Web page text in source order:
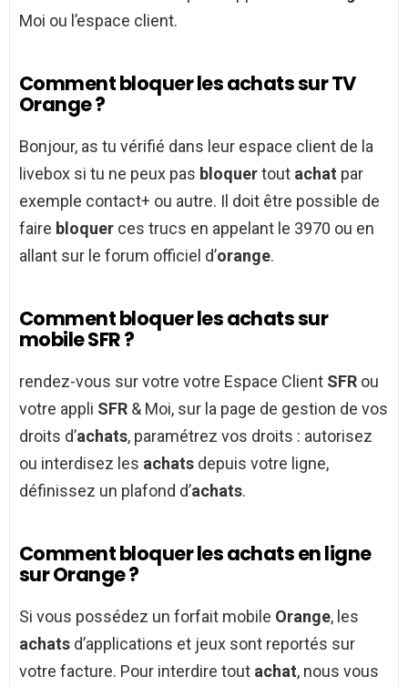
Moi ou l’espace client.
Comment bloquer les achats sur TV
Orange ?
Bonjour, as tu vérifié dans leur espace client de la
livebox si tu ne peux pas bloquertout achat par
exemple contact+ ou autre. Il doit être possible de
faire bloquer ces trucs en appelant le 3970 ou en
allant sur le forum officiel d’orange.
Comment bloquer les achats sur
mobile SFR ?
rendez-vous sur votre votre Espace Client SFR ou
votre appli SFR & Moi, sur la page de gestion de vos
droits d’achats, paramétrez vos droits : autorisez
ou interdisez les achats depuis votre ligne,
définissez un plafond d’achats.
Comment bloquer les achats en ligne
sur Orange ?
Si vous possédez un forfait mobile Orange, les
achats d’applications et jeux sont reportés sur
votre facture. Pour interdire tout achat, nous vous